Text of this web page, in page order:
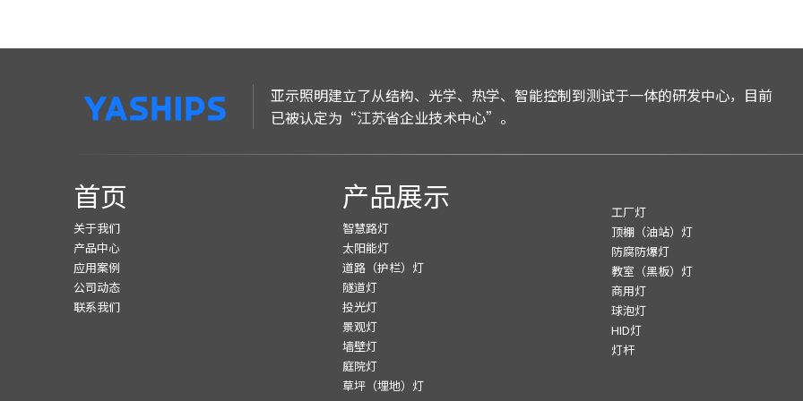
亚示照明建立了从结构、光学、热学、智能控制到测试于一体的研发中心，目前
已被认定为“江苏省企业技术中心”。
首页
关于我们
产品中心
应用案例
公司动态
联系我们
产品展示
智慧路灯
太阳能灯
道路（护栏）灯
隧道灯
投光灯
景观灯
墙壁灯
庭院灯
草坪（埋地）灯
工厂灯
顶棚（油站）灯
防腐防爆灯
教室（黑板）灯
商用灯
球泡灯
HID灯
灯杆